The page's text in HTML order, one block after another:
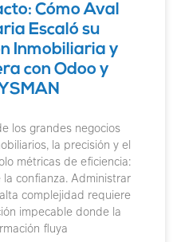
Cómo Aval
Escaló su
Inmobiliaria y
con Odoo y
los grandes negocios
la precisión y el
métricas de eficiencia:
la confianza. Administrar
complejidad requiere
impecable donde la
fluya